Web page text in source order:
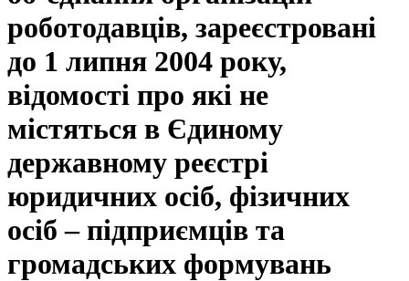
роботодавців, зареєстровані
до 1 липня 2004 року,
відомості про які не
містяться в Єдиному
державному реєстрі
юридичних осіб, фізичних
осіб – підприємців та
громадських формувань